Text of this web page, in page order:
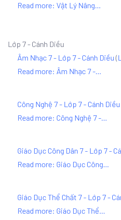
Read more: Vật Lý Nâng...
Lớp 7 - Cánh Diều
Âm Nhạc 7 - Lớp 7 - Cánh Diều (
Read more: Âm Nhạc 7 -...
Công Nghệ 7 - Lớp 7 - Cánh Diều
Read more: Công Nghệ 7 -...
Giáo Dục Công Dân 7 - Lớp 7 -
Read more: Giáo Dục Công...
Giáo Dục Thể Chất 7 - Lớp 7 -
Read more: Giáo Dục Thể...